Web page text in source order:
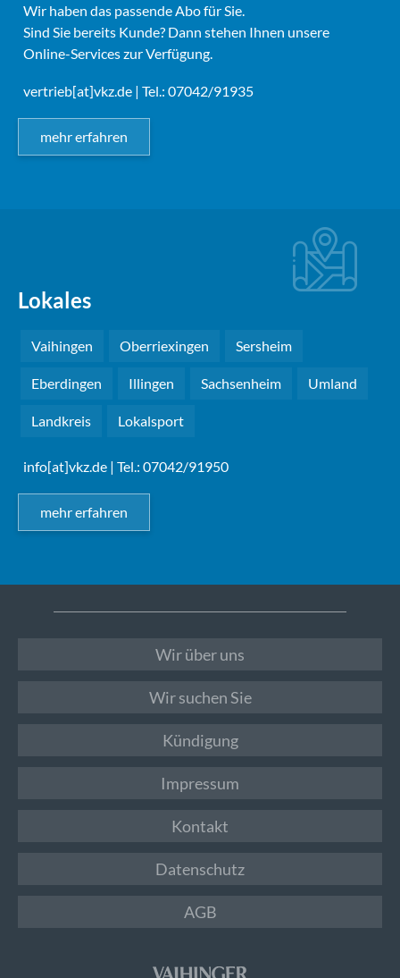
Wir haben das passende Abo für Sie.
Sind Sie bereits Kunde? Dann stehen Ihnen unsere
Online-Services zur Verfügung.
vertrieb[at]vkz.de | Tel.: 07042/91935
mehr erfahren
Lokales
Vaihingen Oberriexingen Sersheim
Eberdingen Illingen Sachsenheim Umland
Landkreis Lokalsport
info[at]vkz.de | Tel.: 07042/91950
mehr erfahren
Wir über uns
Wir suchen Sie
Kündigung
Impressum
Kontakt
Datenschutz
AGB